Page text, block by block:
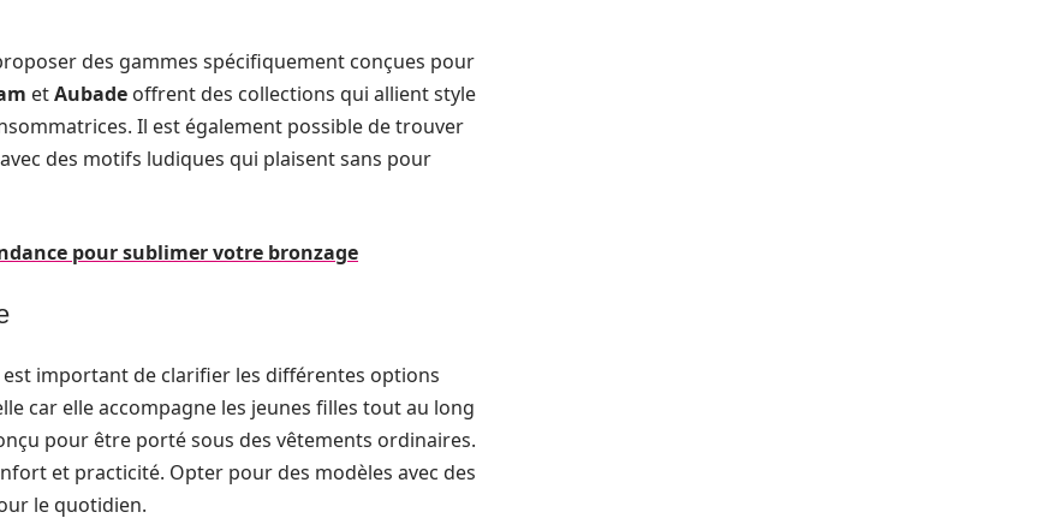
des gammes spécifiquement conçues pour
etAubade offrent des collections qui allient style
Il est également possible de trouver
des motifs ludiques qui plaisent sans pour
pour sublimer votre bronzage
important de clarifier les différentes options
car elle accompagne les jeunes filles tout au long
pour être porté sous des vêtements ordinaires.
et practicité. Opter pour des modèles avec des
le quotidien.